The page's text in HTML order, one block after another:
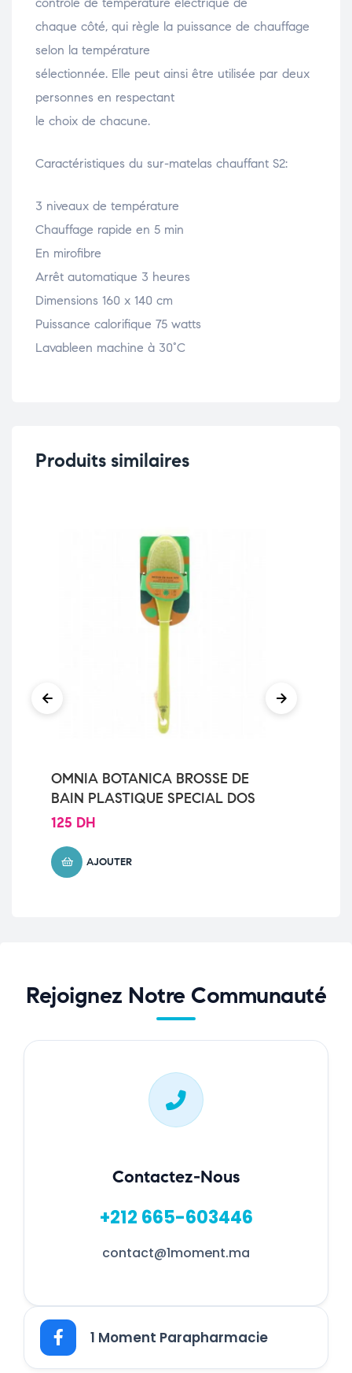
chaque côté, qui règle la puissance de chauffage
selon la température
sélectionnée. Elle peut ainsi être utilisée par deux
personnes en respectant
le choix de chacune.
Caractéristiques du sur-matelas chauffant S2:
3 niveaux de température
Chauffage rapide en 5 min
En mirofibre
Arrêt automatique 3 heures
Dimensions 160 x 140 cm
Puissance calorifique 75 watts
Lavableen machine à 30°C
Produits similaires
OMNIA BOTANICA BROSSE DE
BAIN PLASTIQUE SPECIAL DOS
125 DH
AJOUTER
Rejoignez Notre Communauté
Contactez-Nous
+212 665-603446
contact@1moment.ma
1 Moment Parapharmacie